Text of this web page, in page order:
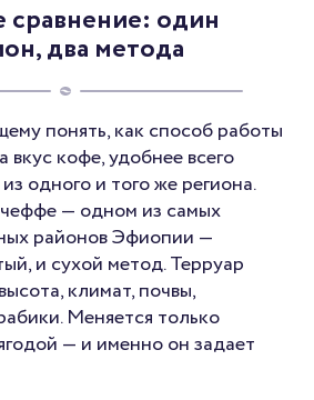
сравнение: один
два метода
понять, как способ работы
вкус кофе, удобнее всего
одного и того же региона.
— одном из самых
районов Эфиопии —
и сухой метод. Терруар
климат, почвы,
Меняется только
— и именно он задает